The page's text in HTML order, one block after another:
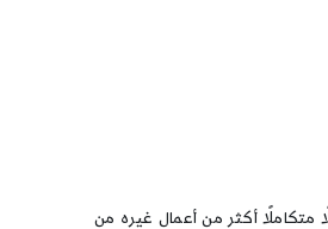
متكاملًا أكثر من أعمال غيره من